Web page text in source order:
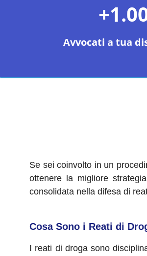
Avvocati a tua
Se sei coinvolto in un
ottenere la migliore
consolidata nella difesa di
Cosa Sono i Reati di
I reati di droga sono